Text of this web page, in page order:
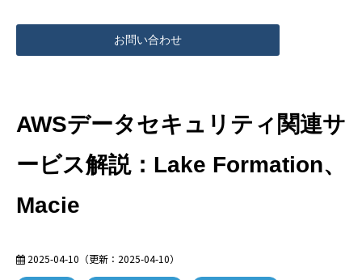
イベント情報
お問い合わせ
AWSデータセキュリティ関連サ
ービス解説：Lake Formation、
Macie
2025-04-10 （更新： 2025-04-10）